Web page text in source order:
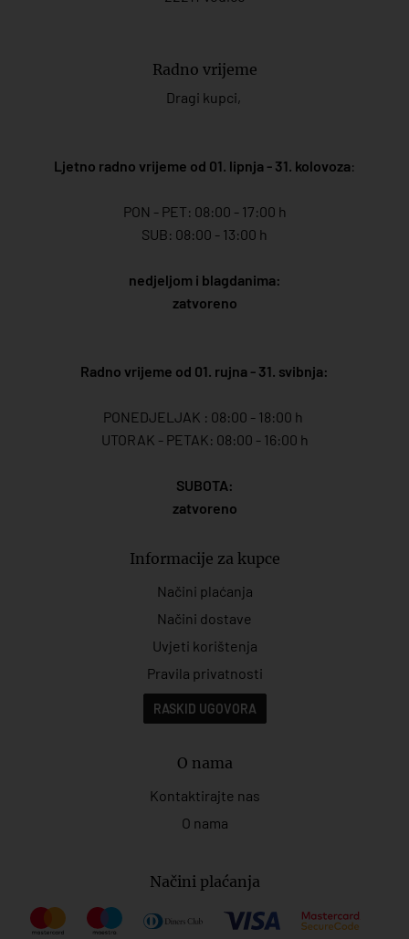
Radno vrijeme
Dragi kupci,
Ljetno radno vrijeme od 01. lipnja - 31. kolovoza:
PON - PET: 08:00 - 17:00 h
SUB: 08:00 - 13:00 h
nedjeljom i blagdanima:
zatvoreno
Radno vrijeme od 01. rujna - 31. svibnja:
PONEDJELJAK : 08:00 - 18:00 h
UTORAK - PETAK: 08:00 - 16:00 h
SUBOTA:
zatvoreno
Informacije za kupce
Načini plaćanja
Načini dostave
Uvjeti korištenja
Pravila privatnosti
RASKID UGOVORA
O nama
Kontaktirajte nas
O nama
Načini plaćanja